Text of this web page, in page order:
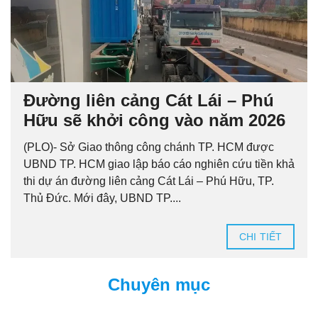
Đường liên cảng Cát Lái – Phú
Hữu sẽ khởi công vào năm 2026
(PLO)- Sở Giao thông công chánh TP. HCM được
UBND TP. HCM giao lập báo cáo nghiên cứu tiền khả
thi dự án đường liên cảng Cát Lái – Phú Hữu, TP.
Thủ Đức. Mới đây, UBND TP....
CHI TIẾT
Chuyên mục